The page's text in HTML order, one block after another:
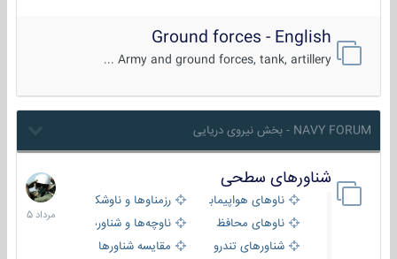
Ground forces - English
Army and ground forces, tank, artillery ...
NAVY FORUM - بخش نیروی دریایی
شناورهای سطحی
ناوهای هواپیمابر و بالگرد بررزمناوها و ناوشکن‌ها
ناوهای محافظ
ناوچه‌ها و شناورهای گشتی
شناورهای تندرو
مقایسه شناورها
2
مرداد
1405